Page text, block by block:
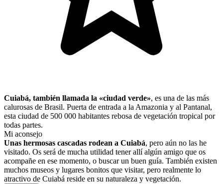
Cuiabá, también llamada la «ciudad verde», es una de las más
calurosas de Brasil. Puerta de entrada a la Amazonia y al Pantanal,
esta ciudad de 500 000 habitantes rebosa de vegetación tropical por
todas partes.
Mi aconsejo
Unas hermosas cascadas rodean a Cuiabá, pero aún no las he
visitado. Os será de mucha utilidad tener allí algún amigo que os
acompañe en ese momento, o buscar un buen guía. También existen
muchos museos y lugares bonitos que visitar, pero realmente lo
atractivo de Cuiabá reside en su naturaleza y vegetación.